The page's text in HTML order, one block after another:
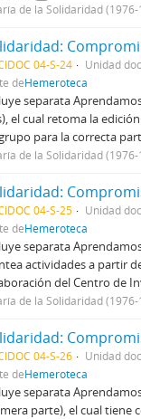
de la Solidaridad (1976-
04-S-24 Unidad
deHemeroteca
separata
el cual retoma la
para la correcta
de la Solidaridad (1976-
04-S-25 Unidad
deHemeroteca
separata
actividades a partir
del Centro de
de la Solidaridad (1976-
04-S-26 Unidad
deHemeroteca
separata
parte), el cual tiene